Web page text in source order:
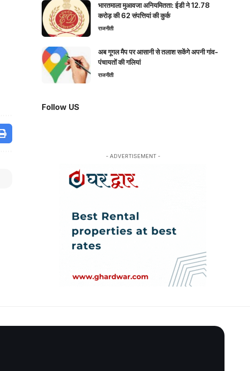
भारतमाला मुआवजा अनियमितता: ईडी ने 12.78
करोड़ की 62 संपत्तियां की कुर्क
राजनीती
अब गूगल मैप पर आसानी से तलाश सकेंगे अपनी गांव-
पंचायतों की गलियां
राजनीती
Follow US
- ADVERTISEMENT -